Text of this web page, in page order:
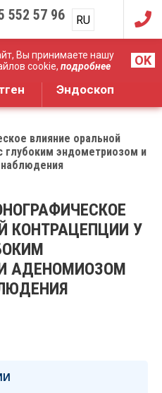
Вы принимаете нашу
cookie, подробнее OK
552 57 96 RU
UA
оборудования
Эндоскоп
влияние оральной
глубоким эндометриозом и
КОНТРАЦЕПЦИИ У
АДЕНОМИОЗОМ